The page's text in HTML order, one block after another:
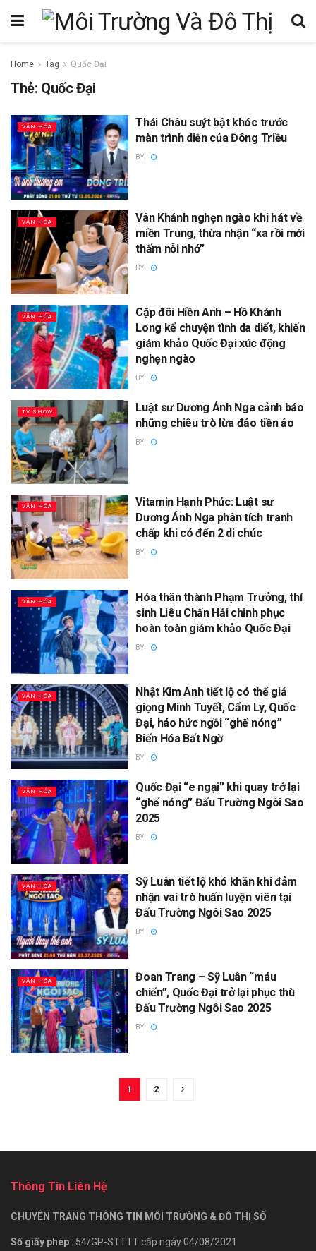
Home Tag Quốc Đại
Thẻ: Quốc Đại
VĂN HÓA
Thái Châu suýt bật khóc trước
màn trình diễn của Đông Triều
BY
VĂN HÓA
Vân Khánh nghẹn ngào khi hát về
miền Trung, thừa nhận “xa rồi mới
thấm nỗi nhớ”
BY
VĂN HÓA
Cặp đôi Hiền Anh – Hồ Khánh
Long kể chuyện tình da diết, khiến
giám khảo Quốc Đại xúc động
nghẹn ngào
BY
TV SHOW
Luật sư Dương Ánh Nga cảnh báo
những chiêu trò lừa đảo tiền ảo
BY
VĂN HÓA
Vitamin Hạnh Phúc: Luật sư
Dương Ánh Nga phân tích tranh
chấp khi có đến 2 di chúc
BY
VĂN HÓA
Hóa thân thành Phạm Trưởng, thí
sinh Liêu Chấn Hải chinh phục
hoàn toàn giám khảo Quốc Đại
BY
VĂN HÓA
Nhật Kim Anh tiết lộ có thể giả
giọng Minh Tuyết, Cẩm Ly, Quốc
Đại, háo hức ngồi “ghế nóng”
Biến Hóa Bất Ngờ
BY
VĂN HÓA
Quốc Đại “e ngại” khi quay trở lại
“ghế nóng” Đấu Trường Ngôi Sao
2025
BY
VĂN HÓA
Sỹ Luân tiết lộ khó khăn khi đảm
nhận vai trò huấn luyện viên tại
Đấu Trường Ngôi Sao 2025
BY
VĂN HÓA
Đoan Trang – Sỹ Luân “máu
chiến”, Quốc Đại trở lại phục thù
Đấu Trường Ngôi Sao 2025
BY
1 2
Thông Tin Liên Hệ
CHUYÊN TRANG THÔNG TIN MÔI TRƯỜNG & ĐÔ THỊ SỐ
Số giấy phép : 54/GP-STTTT cấp ngày 04/08/2021